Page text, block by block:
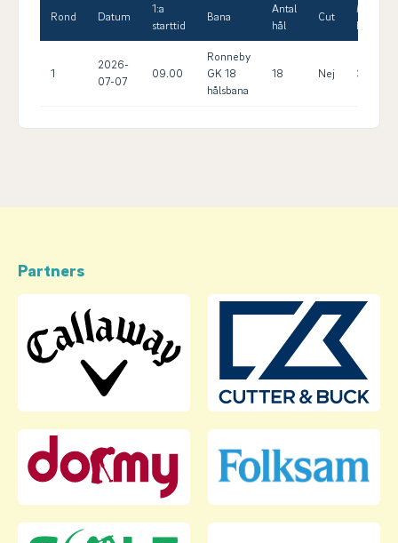
Rond Datum
1:a
starttid
Bana
Antal
hål
Cut
Max
HCP
1
2026-
07-07
09.00
Ronneby
GK 18
hålsbana
18 Nej 36.0
Partners